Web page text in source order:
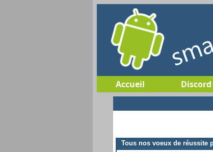
Accueil Discord
Tous nos voeux de réussite